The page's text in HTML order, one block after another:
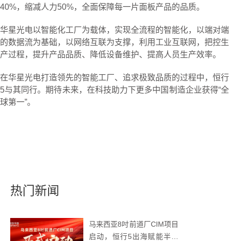
40%，缩减人力50%，全面保障每一片面板产品的品质。
华星光电以智能化工厂为载体，实现全流程的智能化，以端对端
的数据流为基础，以网络互联为支撑，利用工业互联网，把控生
产过程，提升产品品质、降低设备维护、提高人员生产效率。
在华星光电打造领先的智能工厂、追求极致品质的过程中，恒行
5与其同行。期待未来，在科技助力下更多中国制造企业获得“全
球第一”。
热门新闻
马来西亚8吋前道厂CIM项目
启动，恒行5出海赋能半导